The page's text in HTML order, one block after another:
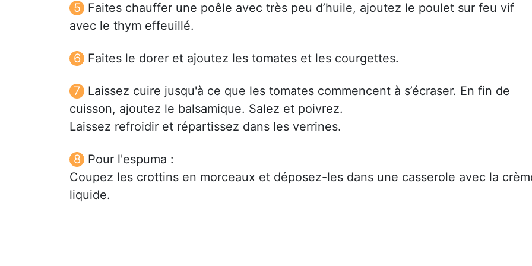
Faites chauffer une poêle avec très peu d’huile, ajoutez le poulet sur feu vif
avec le thym effeuillé.
Faites le dorer et ajoutez les tomates et les courgettes.
Laissez cuire jusqu'à ce que les tomates commencent à s’écraser. En fin de
cuisson, ajoutez le balsamique. Salez et poivrez.
Laissez refroidir et répartissez dans les verrines.
Pour l'espuma :
Coupez les crottins en morceaux et déposez-les dans une casserole avec la
liquide.